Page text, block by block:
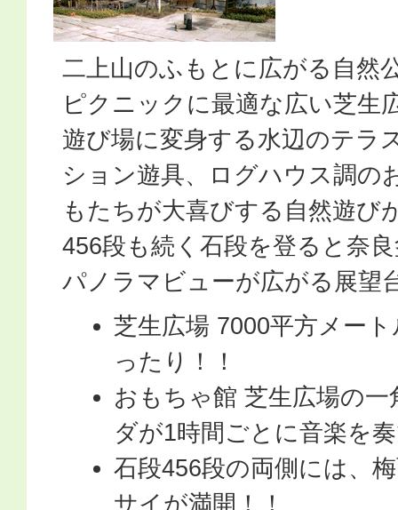
二上山のふもとに広がる自然
ピクニックに最適な広い芝生
遊び場に変身する水辺のテラ
ション遊具、ログハウス調の
もたちが大喜びする自然遊び
456段も続く石段を登ると奈
パノラマビューが広がる展望
芝生広場 7000平方メー
ったり！！
おもちゃ館 芝生広場の
ダが1時間ごとに音楽を
石段456段の両側には、
サイが満開！！